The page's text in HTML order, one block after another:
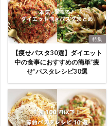
特集
【痩せパスタ30選】ダイエット
中の食事におすすめの簡単”痩
せ”パスタレシピ30選